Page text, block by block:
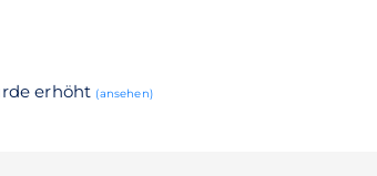
erhöht (ansehen)